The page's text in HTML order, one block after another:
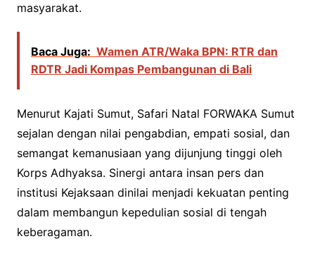
masyarakat.
Baca Juga: Wamen ATR/Waka BPN: RTR dan
RDTR Jadi Kompas Pembangunan di Bali
Menurut Kajati Sumut, Safari Natal FORWAKA Sumut
sejalan dengan nilai pengabdian, empati sosial, dan
semangat kemanusiaan yang dijunjung tinggi oleh
Korps Adhyaksa. Sinergi antara insan pers dan
institusi Kejaksaan dinilai menjadi kekuatan penting
dalam membangun kepedulian sosial di tengah
keberagaman.